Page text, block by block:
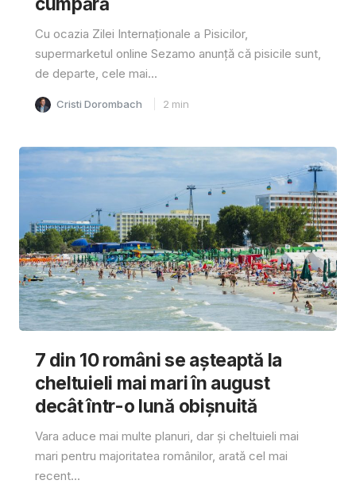
Cu ocazia Zilei Internaționale a Pisicilor,
supermarketul online Sezamo anunță că pisicile sunt,
de departe, cele mai...
Cristi Dorombach 2 min
7 din 10 români se așteaptă la
cheltuieli mai mari în august
decât într-o lună obișnuită
Vara aduce mai multe planuri, dar și cheltuieli mai
mari pentru majoritatea românilor, arată cel mai
recent...